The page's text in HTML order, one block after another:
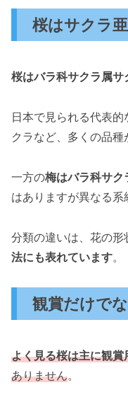
桜はサクラ
桜はバラ科サクラ属サ
日本で見られる代表
クラなど、多くの品種
一方の梅はバラ科サク
はありますが異なる系
分類の違いは、花の形
法にも表れています。
観賞だけで
よく見る桜は主に観賞
ありません。